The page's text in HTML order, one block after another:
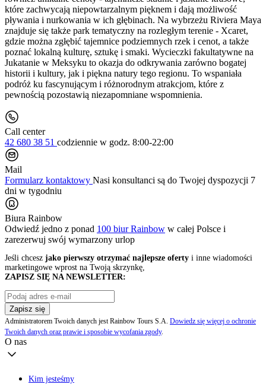
które zachwycają niepowtarzalnym pięknem i dają możliwość
pływania i nurkowania w ich głębinach. Na wybrzeżu Riviera Maya
znajduje się także park tematyczny na rozległym terenie - Xcaret,
gdzie można zgłębić tajemnice podziemnych rzek i cenot, a także
poznać lokalną kulturę, sztukę i smaki. Wycieczki fakultatywne na
Jukatanie w Meksyku to okazja do odkrywania zarówno bogatej
historii i kultury, jak i piękna natury tego regionu. To wspaniała
podróż ku fascynującym i różnorodnym atrakcjom, które z
pewnością pozostawią niezapomniane wspomnienia.
Call center
42 680 38 51 codziennie w godz. 8:00-22:00
Mail
Formularz kontaktowy Nasi konsultanci są do Twojej dyspozycji 7
dni w tygodniu
Biura Rainbow
Odwiedź jedno z ponad 100 biur Rainbow w całej Polsce i
zarezerwuj swój wymarzony urlop
Jeśli chcesz jako pierwszy otrzymać najlepsze oferty i inne wiadomości
marketingowe wprost na Twoją skrzynkę,
ZAPISZ SIĘ NA NEWSLETTER:
Zapisz się
Administratorem Twoich danych jest Rainbow Tours S.A. Dowiedz się więcej o ochronie
Twoich danych oraz prawie i sposobie wycofania zgody.
O nas
Kim jesteśmy